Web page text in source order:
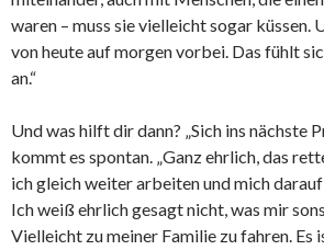
waren – muss sie vielleicht sogar küssen.
von heute auf morgen vorbei. Das fühlt
an.“
Und was hilft dir dann? „Sich ins nächste
kommt es spontan. „Ganz ehrlich, das
ich gleich weiter arbeiten und mich
Ich weiß ehrlich gesagt nicht, was mir
Vielleicht zu meiner Familie zu fahren. Es